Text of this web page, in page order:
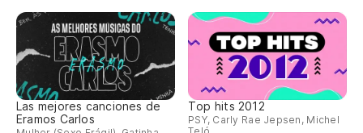
Las mejores canciones de
Eramos Carlos
Top hits 2012
PSY, Carly Rae Jepsen, Michel